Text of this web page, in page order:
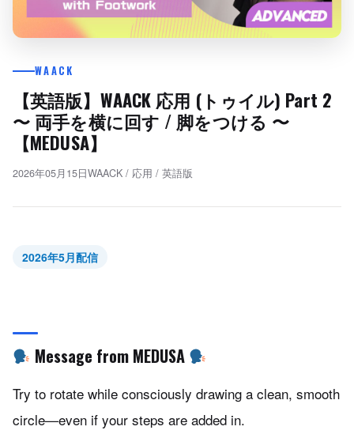
WAACK
【英語版】WAACK 応用 (トゥイル) Part 2
〜 両手を横に回す / 脚をつける 〜
【MEDUSA】
2026年05月15日WAACK / 応用 / 英語版
2026年5月配信
Message from MEDUSA
Try to rotate while consciously drawing a clean, smooth
circle—even if your steps are added in.